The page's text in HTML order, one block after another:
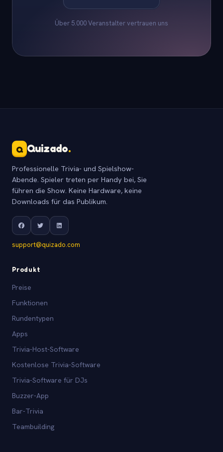
Über 5.000 Veranstalter vertrauen uns
Q Quizado.
Professionelle Trivia- und Spielshow-
Abende. Spieler treten per Handy bei, Sie
führen die Show. Keine Hardware, keine
Downloads für das Publikum.
support@quizado.com
Produkt
Preise
Funktionen
Rundentypen
Apps
Trivia-Host-Software
Kostenlose Trivia-Software
Trivia-Software für DJs
Buzzer-App
Bar-Trivia
Teambuilding